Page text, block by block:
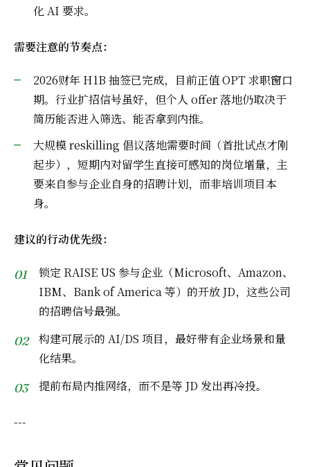
化 AI 要求。
需要注意的节奏点：
2026财年 H1B 抽签已完成，目前正值 OPT 求职窗口
期。行业扩招信号虽好，但个人 offer 落地仍取决于
简历能否进入筛选、能否拿到内推。
大规模 reskilling 倡议落地需要时间（首批试点才刚
起步），短期内对留学生直接可感知的岗位增量，主
要来自参与企业自身的招聘计划，而非培训项目本
身。
建议的行动优先级：
锁定 RAISE US 参与企业（Microsoft、Amazon、
IBM、Bank of America 等）的开放 JD，这些公司
的招聘信号最强。
构建可展示的 AI/DS 项目，最好带有企业场景和量
化结果。
提前布局内推网络，而不是等 JD 发出再冷投。
---